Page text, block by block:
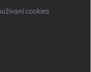
cookies